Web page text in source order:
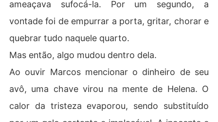
ameaçava sufocá-la. Por um segundo, a
vontade foi de empurrar a porta, gritar, chorar e
quebrar tudo naquele quarto.
​Mas então, algo mudou dentro dela.
​Ao ouvir Marcos mencionar o dinheiro de seu
avô, uma chave virou na mente de Helena. O
calor da tristeza evaporou, sendo substituído